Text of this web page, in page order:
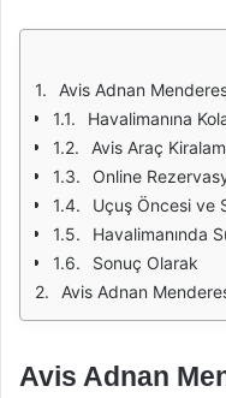
Avis Adnan Menderes
Havalimanına
Avis Araç
Online
Uçuş Öncesi ve
Havalimanında
Sonuç Olarak
Avis Adnan Menderes
Avis Adnan